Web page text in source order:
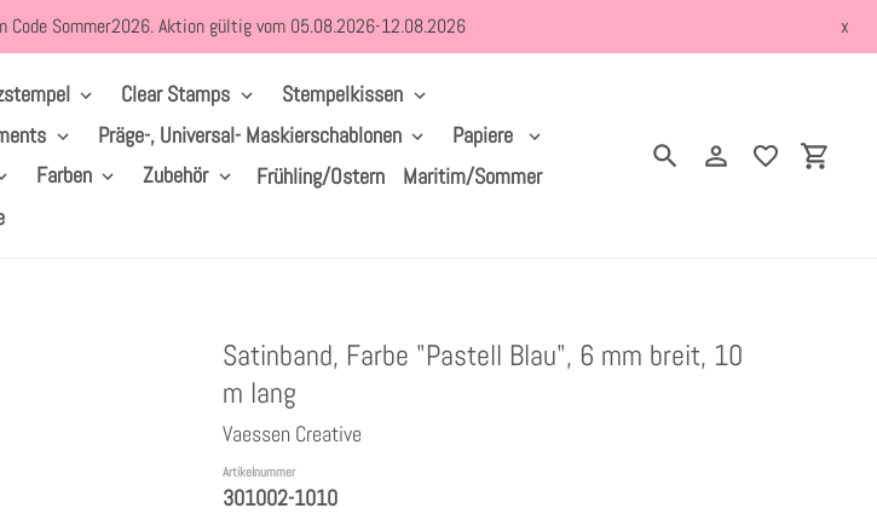
Sommer2026. Aktion gültig vom 05.08.2026-12.08.2026 x
Clear Stamps
Stempelkissen
Präge-, Universal- Maskierschablonen
Papiere
Farben Zubehör Frühling/Ostern
Maritim/Sommer
SuchenEinloggen
Satinband, Farbe "Pastell Blau", 6 mm breit, 10
m lang
Vaessen Creative
Artikelnummer
301002-1010